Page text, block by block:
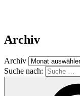
Archiv
Archiv
Suche nach: